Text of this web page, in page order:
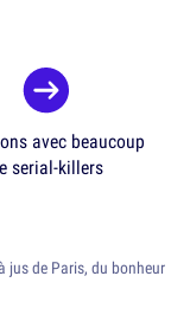
avec beaucoup
serial-killers
jus de Paris, du bonheur